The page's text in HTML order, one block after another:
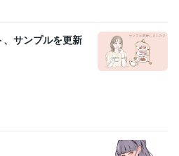
サンプルを更新